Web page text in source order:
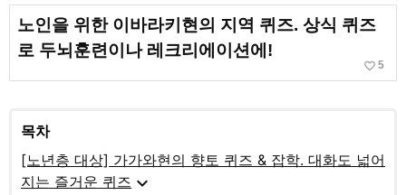
노인을 위한 이바라키현의 지역 퀴즈. 상식 퀴즈
로 두뇌훈련이나 레크리에이션에!
favorite_border 5
목차
[노년층 대상] 가가와현의 향토 퀴즈 & 잡학. 대화도 넓어
지는 즐거운 퀴즈 expand_more